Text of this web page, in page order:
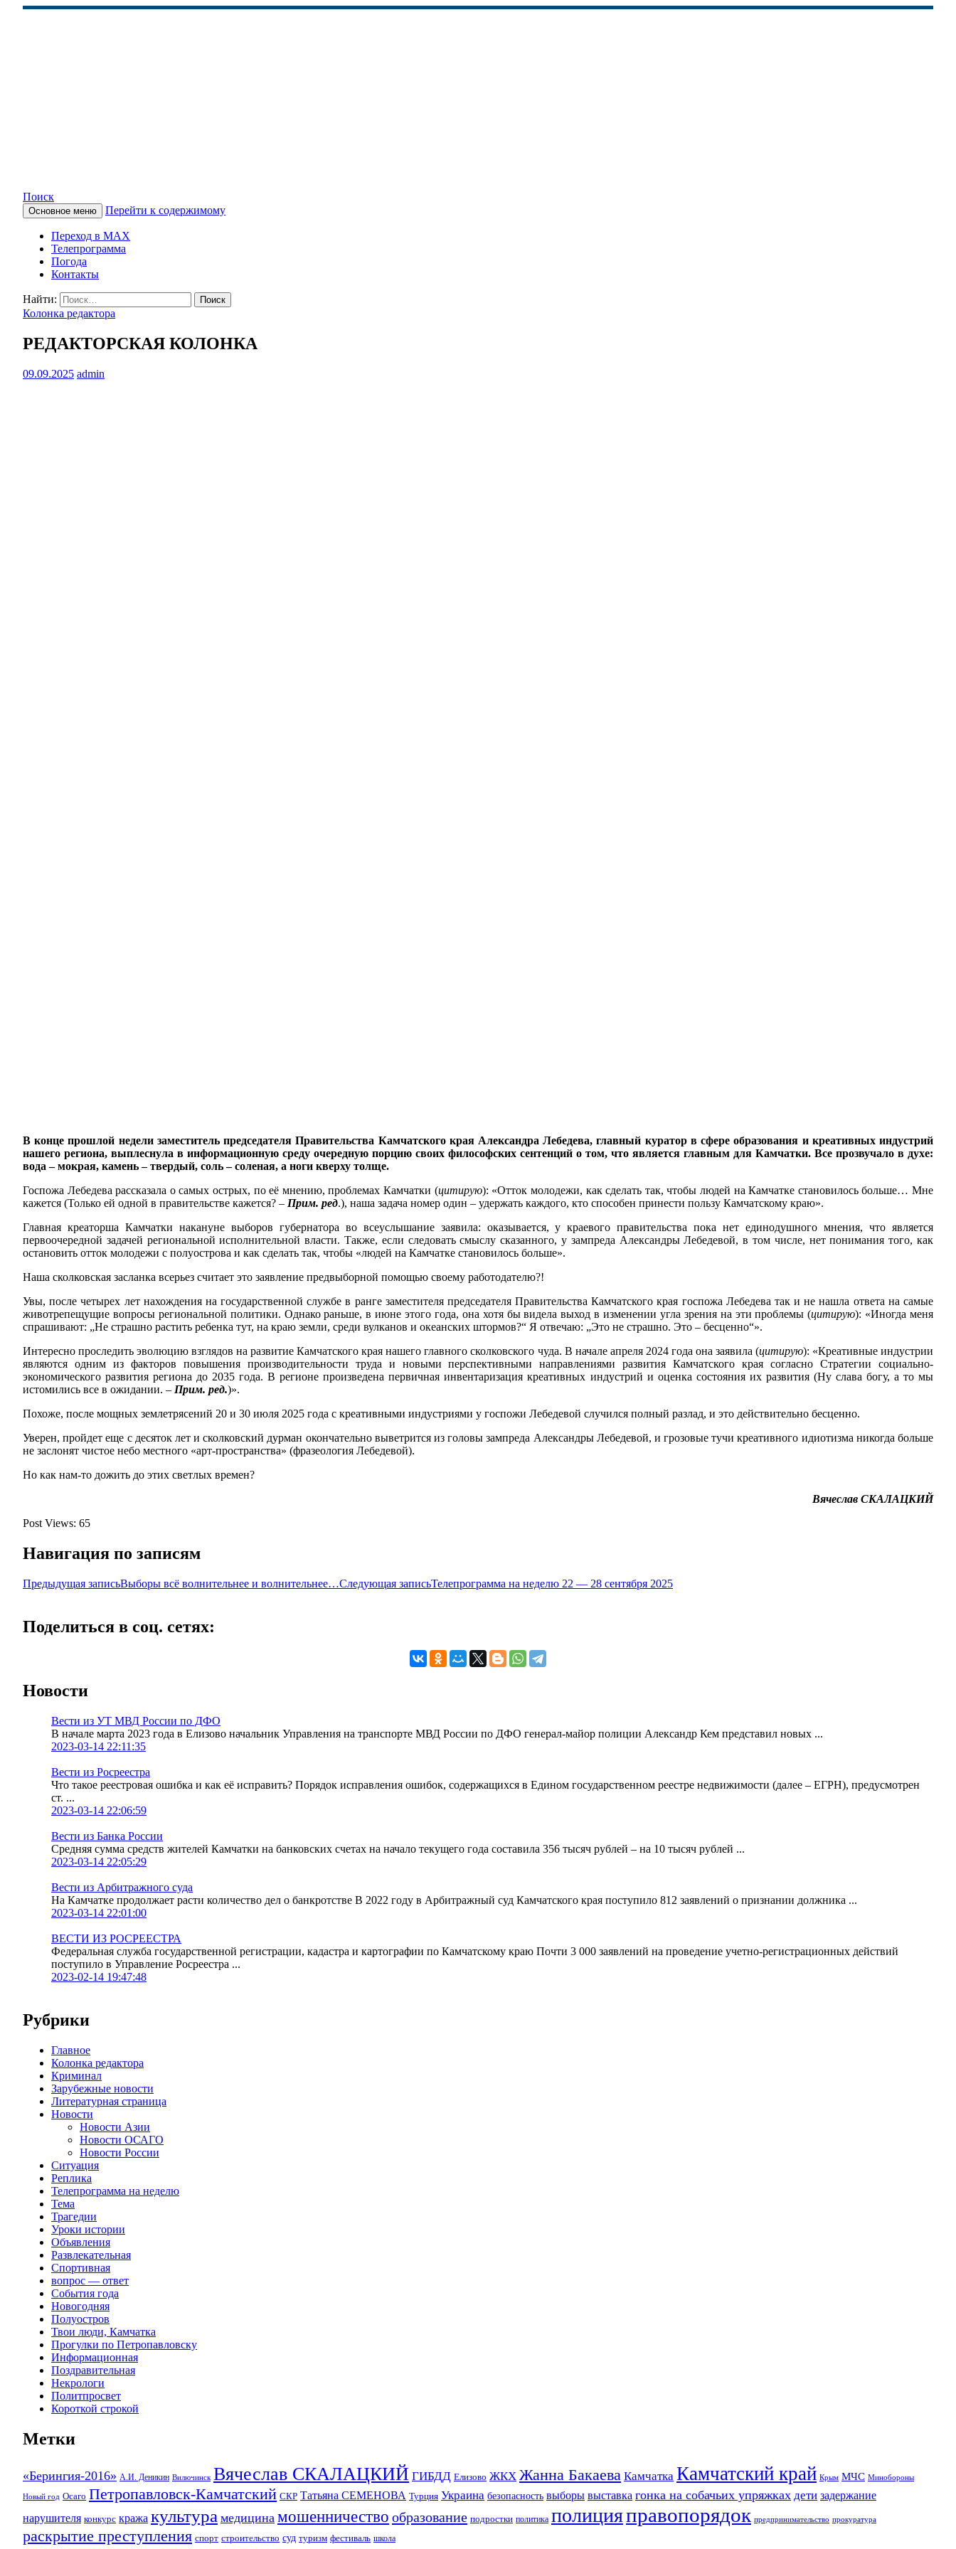
КАМЧАТСКОЕ ИНФОРМАЦИОННОЕ АГЕНТСТВО (КИА «ВЕСТИ»)
Поиск
Основное меню Перейти к содержимому
Переход в MAX
Телепрограмма
Погода
Контакты
Найти:
Колонка редактора
РЕДАКТОРСКАЯ КОЛОНКА
09.09.2025 admin
В конце прошлой недели заместитель председателя Правительства Камчатского края Александра Лебедева, главный куратор в сфере образования и креативных индустрий
нашего региона, выплеснула в информационную среду очередную порцию своих философских сентенций о том, что является главным для Камчатки. Все прозвучало в духе:
вода – мокрая, камень – твердый, соль – соленая, а ноги кверху толще.
Госпожа Лебедева рассказала о самых острых, по её мнению, проблемах Камчатки (цитирую): «Отток молодежи, как сделать так, чтобы людей на Камчатке становилось больше… Мне
кажется (Только ей одной в правительстве кажется? – Прим. ред.), наша задача номер один – удержать каждого, кто способен принести пользу Камчатскому краю».
Главная креаторша Камчатки накануне выборов губернатора во всеуслышание заявила: оказывается, у краевого правительства пока нет единодушного мнения, что является
первоочередной задачей региональной исполнительной власти. Также, если следовать смыслу сказанного, у зампреда Александры Лебедевой, в том числе, нет понимания того, как
остановить отток молодежи с полуострова и как сделать так, чтобы «людей на Камчатке становилось больше».
Наша сколковская засланка всерьез считает это заявление предвыборной помощью своему работодателю?!
Увы, после четырех лет нахождения на государственной службе в ранге заместителя председателя Правительства Камчатского края госпожа Лебедева так и не нашла ответа на самые
животрепещущие вопросы региональной политики. Однако раньше, в июне этого года, она хотя бы видела выход в изменении угла зрения на эти проблемы (цитирую): «Иногда меня
спрашивают: „Не страшно растить ребенка тут, на краю земли, среди вулканов и океанских штормов?“ Я отвечаю: „Это не страшно. Это – бесценно“».
Интересно проследить эволюцию взглядов на развитие Камчатского края нашего главного сколковского чуда. В начале апреля 2024 года она заявила (цитирую): «Креативные индустрии
являются одним из факторов повышения производительности труда и новыми перспективными направлениями развития Камчатского края согласно Стратегии социально-
экономического развития региона до 2035 года. В регионе произведена первичная инвентаризация креативных индустрий и оценка состояния их развития (Ну слава богу, а то мы
истомились все в ожидании. – Прим. ред.)».
Похоже, после мощных землетрясений 20 и 30 июля 2025 года с креативными индустриями у госпожи Лебедевой случился полный разлад, и это действительно бесценно.
Уверен, пройдет еще с десяток лет и сколковский дурман окончательно выветрится из головы зампреда Александры Лебедевой, и грозовые тучи креативного идиотизма никогда больше
не заслонят чистое небо местного «арт-пространства» (фразеология Лебедевой).
Но как нам-то дожить до этих светлых времен?
Вячеслав СКАЛАЦКИЙ
Post Views: 65
Навигация по записям
Предыдущая записьВыборы всё волнительнее и волнительнее…Следующая записьТелепрограмма на неделю 22 — 28 сентября 2025
Поделиться в соц. сетях:
Новости
Вести из УТ МВД России по ДФО
В начале марта 2023 года в Елизово начальник Управления на транспорте МВД России по ДФО генерал-майор полиции Александр Кем представил новых ...
2023-03-14 22:11:35
Вести из Росреестра
Что такое реестровая ошибка и как её исправить? Порядок исправления ошибок, содержащихся в Едином государственном реестре недвижимости (далее – ЕГРН), предусмотрен
ст. ...
2023-03-14 22:06:59
Вести из Банка России
Средняя сумма средств жителей Камчатки на банковских счетах на начало текущего года составила 356 тысяч рублей – на 10 тысяч рублей ...
2023-03-14 22:05:29
Вести из Арбитражного суда
На Камчатке продолжает расти количество дел о банкротстве В 2022 году в Арбитражный суд Камчатского края поступило 812 заявлений о признании должника ...
2023-03-14 22:01:00
ВЕСТИ ИЗ РОСРЕЕСТРА
Федеральная служба государственной регистрации, кадастра и картографии по Камчатскому краю Почти 3 000 заявлений на проведение учетно-регистрационных действий
поступило в Управление Росреестра ...
2023-02-14 19:47:48
Рубрики
Главное
Колонка редактора
Криминал
Зарубежные новости
Литературная страница
Новости
Новости Азии
Новости ОСАГО
Новости России
Ситуация
Реплика
Телепрограмма на неделю
Тема
Трагедии
Уроки истории
Объявления
Развлекательная
Спортивная
вопрос — ответ
События года
Новогодняя
Полуостров
Твои люди, Камчатка
Прогулки по Петропавловску
Информационная
Поздравительная
Некрологи
Политпросвет
Короткой строкой
Метки
«Берингия-2016» А.И. Деникин Вилючинск Вячеслав СКАЛАЦКИЙ ГИБДД Елизово ЖКХ Жанна Бакаева Камчатка Камчатский край Крым МЧС Минобороны
Новый год Осаго Петропавловск-Камчатский СКР Татьяна СЕМЕНОВА Турция Украина безопасность выборы выставка гонка на собачьих упряжках дети задержание
нарушителя конкурс кража культура медицина мошенничество образование подростки политика полицияправопорядок предпринимательство прокуратура
раскрытие преступления спорт строительство суд туризм фестиваль школа